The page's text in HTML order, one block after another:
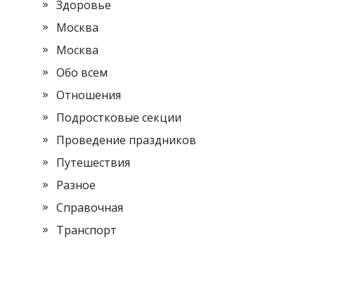
Здоровье
Москва
Москва
Обо всем
Отношения
Подростковые секции
Проведение праздников
Путешествия
Разное
Справочная
Транспорт